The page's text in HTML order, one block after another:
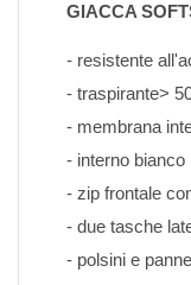
GIACCA
- resistente
- traspirante>
- membrana
- interno bianco
- zip frontale
- due tasche
- polsini e